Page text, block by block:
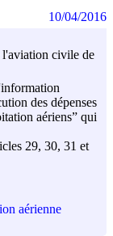
civile de
des dépenses
aériens” qui
29, 30, 31 et
aérienne
10/04/2016